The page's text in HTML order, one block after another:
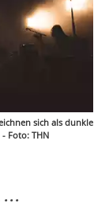
sich als dunkle
Foto: THN